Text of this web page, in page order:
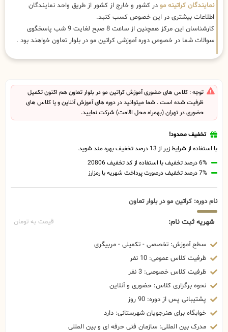
نمایندگان کراتینه مو در کشور و خارج از کشور از طریق واحد نمایندگان
اطلاعات بیشتری در این خصوص کسب کنبد.
کارشناسان این مرکز همچنین از ساعت 8 صبح لغایت 9 شب پاسخگوی
سوالات شما در خصوص دوره آموزشی کراتین مو در بلوار تعاون خواهند بود .
توجه : کلاس های حضوری آموزش کراتین مو در بلوار تعاون هم اکنون تکمیل
ظرفیت شده است . شما میتوانید در دوره های آموزش آنلاین و یا کلاس های
حضوری در تهران (بهمراه محل اقامت) شرکت نمایید.
تخفیف محدود!
با استفاده از شرایط زیر از 13 درصد تخفیف بهره مند شوید.
6% درصد تخفیف با استفاده از کد تخفیف 20806
7% درصد تخفیف درصورت پرداخت شهریه با رمزارز
نام دوره: کراتین مو در بلوار تعاون
شهریه ثبت نام: قیمت به تومان
سطح آموزش: تخصصی - تکمیلی - مربیگری
ظرفیت کلاس عمومی: 10 نفر
ظرفیت کلاس خصوصی: 3 نفر
نحوه برگزاری کلاس: حضوری و آنلاین
پشتیبانی پس از دوره: 90 روز
خوابگاه برای هنرجویان شهرستانی: دارد
مدرک بین المللی: سازمان فنی حرفه ای و بین المللی